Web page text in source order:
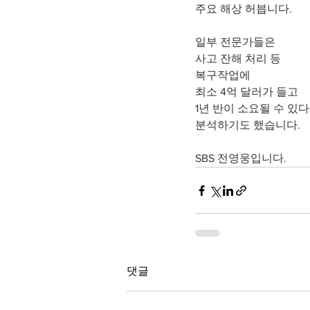
주요 해상 허븝니다.
일부 전문가들은
사고 잔해 처리 등
복구작업에
최소 4억 달러가 들고
1년 반이 소요될 수 있
분석하기도 했습니다.
SBS 전영웅입니다.
댓글